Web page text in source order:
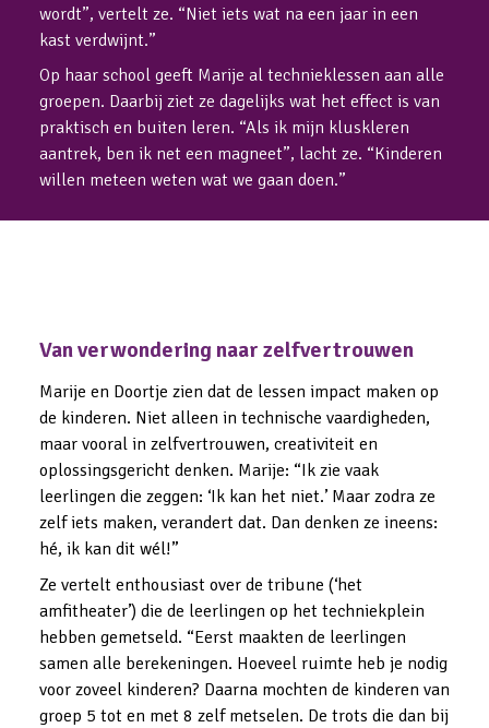
wordt”, vertelt ze. “Niet iets wat na een jaar in een
kast verdwijnt.”
Op haar school geeft Marije al technieklessen aan alle
groepen. Daarbij ziet ze dagelijks wat het effect is van
praktisch en buiten leren. “Als ik mijn kluskleren
aantrek, ben ik net een magneet”, lacht ze. “Kinderen
willen meteen weten wat we gaan doen.”
Van verwondering naar zelfvertrouwen
Marije en Doortje zien dat de lessen impact maken op
de kinderen. Niet alleen in technische vaardigheden,
maar vooral in zelfvertrouwen, creativiteit en
oplossingsgericht denken. Marije: “Ik zie vaak
leerlingen die zeggen: ‘Ik kan het niet.’ Maar zodra ze
zelf iets maken, verandert dat. Dan denken ze ineens:
hé, ik kan dit wél!”
Ze vertelt enthousiast over de tribune (‘het
amfitheater’) die de leerlingen op het techniekplein
hebben gemetseld. “Eerst maakten de leerlingen
samen alle berekeningen. Hoeveel ruimte heb je nodig
voor zoveel kinderen? Daarna mochten de kinderen van
groep 5 tot en met 8 zelf metselen. De trots die dan bij